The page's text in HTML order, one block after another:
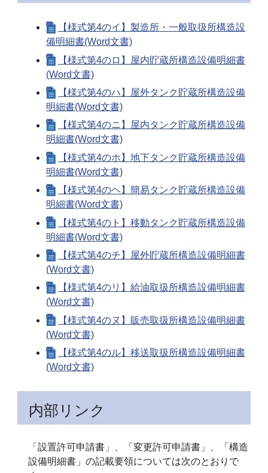
【様式第4のイ】製造所・一般取扱所構造設
備明細書(Word文書)
【様式第4のロ】屋内貯蔵所構造設備明細書
(Word文書)
【様式第4のハ】屋外タンク貯蔵所構造設備
明細書(Word文書)
【様式第4のニ】屋内タンク貯蔵所構造設備
明細書(Word文書)
【様式第4のホ】地下タンク貯蔵所構造設備
明細書(Word文書)
【様式第4のヘ】簡易タンク貯蔵所構造設備
明細書(Word文書)
【様式第4のト】移動タンク貯蔵所構造設備
明細書(Word文書)
【様式第4のチ】屋外貯蔵所構造設備明細書
(Word文書)
【様式第4のリ】給油取扱所構造設備明細書
(Word文書)
【様式第4のヌ】販売取扱所構造設備明細書
(Word文書)
【様式第4のル】移送取扱所構造設備明細書
(Word文書)
内部リンク
「設置許可申請書」、「変更許可申請書」、「構造
設備明細書」の記載要領については次のとおりで